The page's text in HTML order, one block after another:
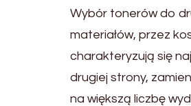
Wybór tonerów do
materiałów, przez
charakteryzują się
drugiej strony,
na większą liczbę